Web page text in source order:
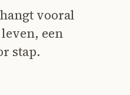
vooral
een
stap.